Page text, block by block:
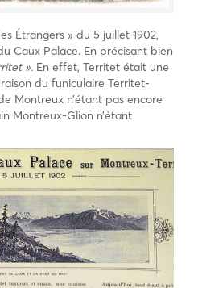
Étrangers » du 5 juillet 1902,
Caux Palace. En précisant bien
». En effet, Territet était une
du funiculaire Territet-
Montreux n’étant pas encore
Montreux-Glion n’étant